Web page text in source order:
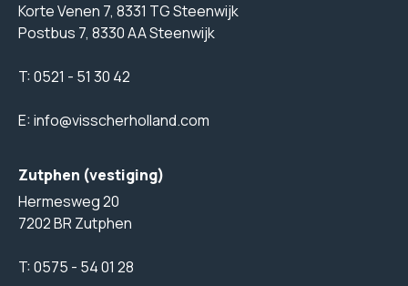
Korte Venen 7, 8331 TG Steenwijk
Postbus 7, 8330 AA Steenwijk
T:0521 - 51 30 42
E:info@visscherholland.com
Zutphen (vestiging)
Hermesweg 20
7202 BR Zutphen
T:0575 - 54 01 28